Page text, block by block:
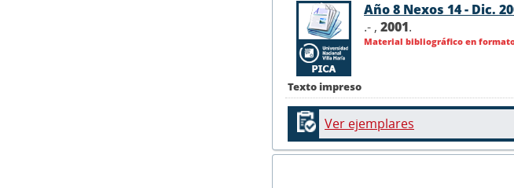
Texto impreso
Año 8 Nexos 14 - Dic.
.- , 2001.
Material bibliográfico en
Ver ejemplares